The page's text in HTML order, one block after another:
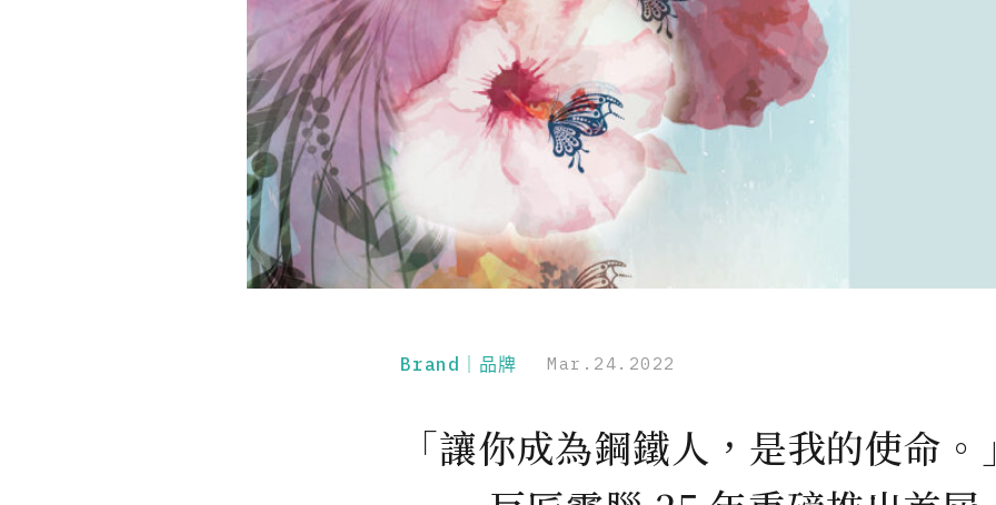
Brand｜品牌 Mar.24.2022
「讓你成為鋼鐵人，是我的使命。